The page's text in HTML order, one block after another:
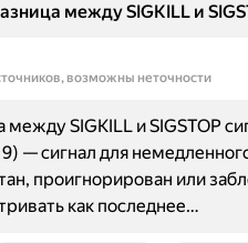
между SIGKILL и
возможны неточности
между SIGKILL и SIGSTOP
— сигнал для
проигнорирован или
как последнее…